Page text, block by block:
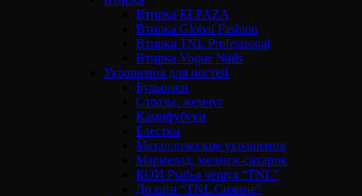
Втирка ELPAZA
Втирка Global Fashion
Втирка TNL Professional
Втирка Vogue Nails
Украшения для ногтей
Бульонки
Стразы, жемчуг
Камифубуки
Блестки
Металлические украшения
Мармелад, меланж-сахарок
КОИ Рыбья чешуя “TNL”
Дизайн “TNL Сияние”